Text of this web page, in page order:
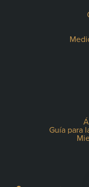
Guía para